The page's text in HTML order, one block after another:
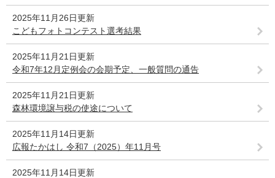
2025年11月26日更新
こどもフォトコンテスト選考結果
2025年11月21日更新
令和7年12月定例会の会期予定、一般質問の通告
2025年11月21日更新
森林環境譲与税の使途について
2025年11月14日更新
広報たかはし 令和7（2025）年11月号
2025年11月14日更新